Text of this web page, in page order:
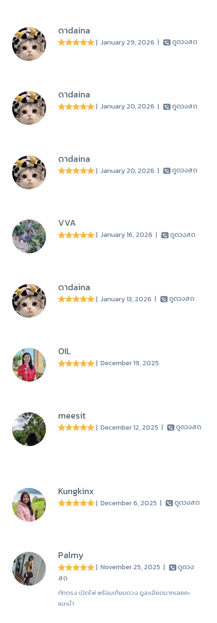
ดาdaina
| January 29, 2026 | ดูดวงสด
ดาdaina
| January 20, 2026 | ดูดวงสด
ดาdaina
| January 20, 2026 | ดูดวงสด
VVA
| January 16, 2026 | ดูดวงสด
ดาdaina
| January 13, 2026 | ดูดวงสด
OIL
| December 19, 2025
meesit
| December 12, 2025 | ดูดวงสด
Kungkinx
| December 6, 2025 | ดูดวงสด
Palmy
| November 25, 2025 |
ดูดวง
สด
ทักตรง เปิดไพ่ พร้อมเทียบดวง ดูละเอียดมากเลยคะ
แนะนำ